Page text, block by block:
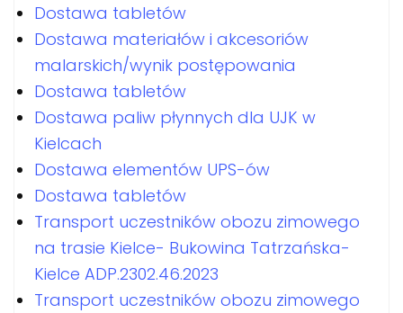
Dostawa tabletów
Dostawa materiałów i akcesoriów
malarskich/wynik postępowania
Dostawa tabletów
Dostawa paliw płynnych dla UJK w
Kielcach
Dostawa elementów UPS-ów
Dostawa tabletów
Transport uczestników obozu zimowego
na trasie Kielce- Bukowina Tatrzańska-
Kielce ADP.2302.46.2023
Transport uczestników obozu zimowego